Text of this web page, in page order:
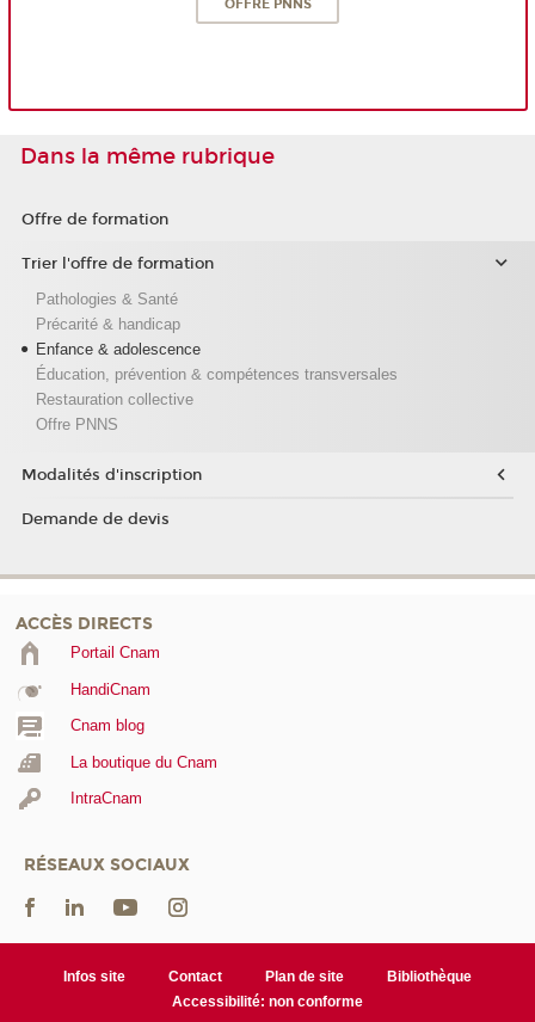
OFFRE PNNS
Dans la même rubrique
Offre de formation
Trier l'offre de formation
Pathologies & Santé
Précarité & handicap
Enfance & adolescence
Éducation, prévention & compétences transversales
Restauration collective
Offre PNNS
Modalités d'inscription
Demande de devis
ACCÈS DIRECTS
Portail Cnam
HandiCnam
Cnam blog
La boutique du Cnam
IntraCnam
RÉSEAUX SOCIAUX
Infos site Contact Plan de site
Bibliothèque
Accessibilité: non conforme